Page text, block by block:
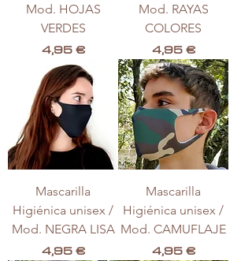
Mod. HOJAS
VERDES
Precio
4,95 €
Mod. RAYAS
COLORES
Precio
4,95 €
Mascarilla
Higiénica unisex /
Mod. NEGRA LISA
Precio
4,95 €
Mascarilla
Higiénica unisex /
Mod. CAMUFLAJE
Precio
4,95 €